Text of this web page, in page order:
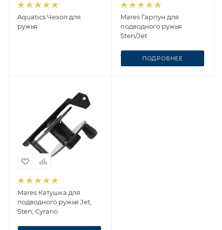
Aquatics Чехол для
ружья
Mares Гарпун для
подводного ружья
Sten/Jet
от 1 205 ₽
ПОДРОБНЕЕ
Mares Катушка для
подводного ружья Jet,
Sten, Cyrano